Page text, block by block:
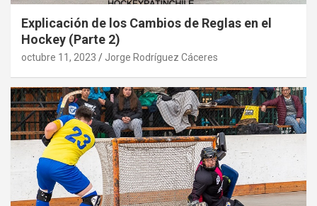
Explicación de los Cambios de Reglas en el
Hockey (Parte 2)
octubre 11, 2023 Jorge Rodríguez Cáceres